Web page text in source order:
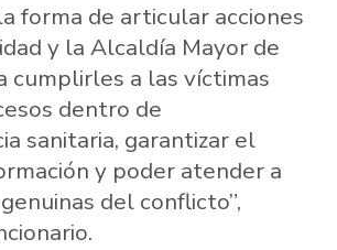
forma de articular acciones
y la Alcaldía Mayor de
cumplirles a las víctimas
dentro de
sanitaria, garantizar el
y poder atender a
del conflicto”,